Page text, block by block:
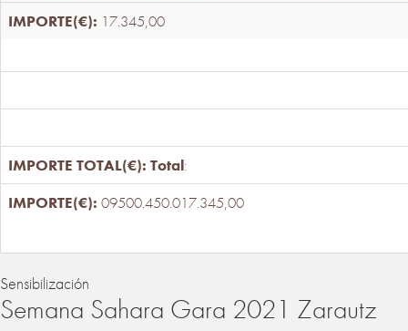
17.345,00
Total:
09500.450.017.345,00
Sensibilización
Semana Sahara Gara 2021 Zarautz